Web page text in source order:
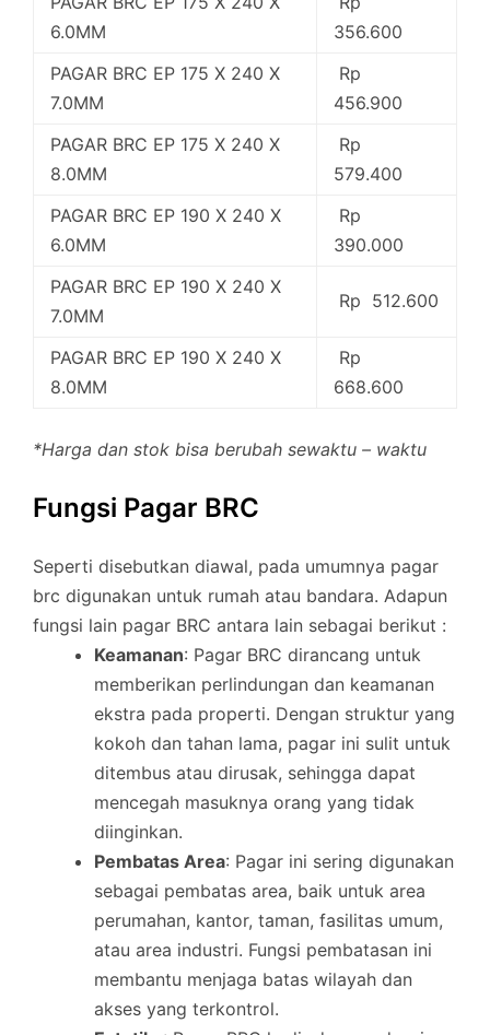
6.0MM
356.600
PAGAR BRC EP 175 X 240 X
7.0MM
Rp
456.900
PAGAR BRC EP 175 X 240 X
8.0MM
Rp
579.400
PAGAR BRC EP 190 X 240 X
6.0MM
Rp
390.000
PAGAR BRC EP 190 X 240 X
7.0MM
Rp 512.600
PAGAR BRC EP 190 X 240 X
8.0MM
Rp
668.600
*Harga dan stok bisa berubah sewaktu – waktu
Fungsi Pagar BRC
Seperti disebutkan diawal, pada umumnya pagar
brc digunakan untuk rumah atau bandara. Adapun
fungsi lain pagar BRC antara lain sebagai berikut :
Keamanan: Pagar BRC dirancang untuk
memberikan perlindungan dan keamanan
ekstra pada properti. Dengan struktur yang
kokoh dan tahan lama, pagar ini sulit untuk
ditembus atau dirusak, sehingga dapat
mencegah masuknya orang yang tidak
diinginkan.
Pembatas Area: Pagar ini sering digunakan
sebagai pembatas area, baik untuk area
perumahan, kantor, taman, fasilitas umum,
atau area industri. Fungsi pembatasan ini
membantu menjaga batas wilayah dan
akses yang terkontrol.